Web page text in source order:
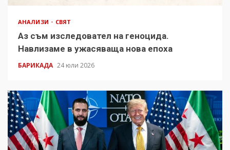
АНАЛИЗИ СВЯТ
Аз съм изследовател на геноцида.
Навлизаме в ужасяваща нова епоха
БАРИКАДА 24 юли 2026